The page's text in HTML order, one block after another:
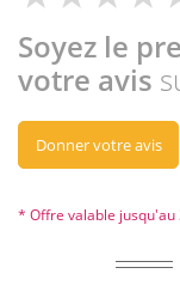
Soyez le
votre avis
Donner votre avis
* Offre valable jusqu'au